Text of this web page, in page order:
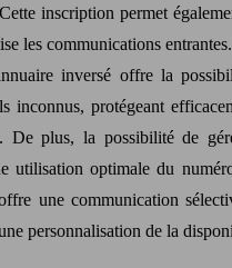
inscription permet
les communications
inversé offre la
inconnus, protégeant
De plus, la possibilité de
utilisation optimale du
une communication
personnalisation de la